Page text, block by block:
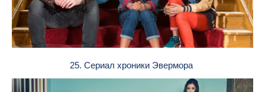
25. Сериал хроники Эвермора